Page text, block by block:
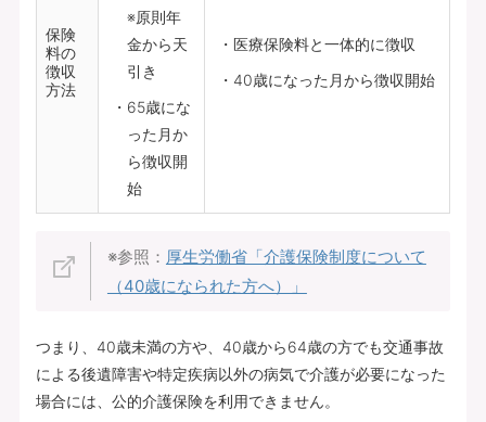
保険
料の
徴収
方法
※原則年
金から天
引き
65歳にな
った月か
ら徴収開
始
医療保険料と一体的に徴収
40歳になった月から徴収開始
※参照： 厚生労働省「介護保険制度について
（40歳になられた方へ）」
つまり、40歳未満の方や、40歳から64歳の方でも交通事故
による後遺障害や特定疾病以外の病気で介護が必要になった
場合には、公的介護保険を利用できません。